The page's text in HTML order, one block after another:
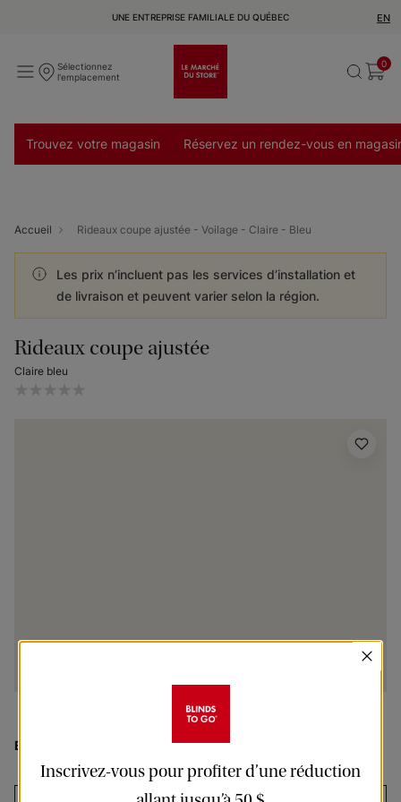
EN
UNE ENTREPRISE FAMILIALE DU QUÉBEC
Sélectionnez
l'emplacement
0
Trouvez votre magasin Réservez un rendez-vous en
Accueil Rideaux coupe ajustée - Voilage - Claire - Bleu
Les prix n’incluent pas les services d’installation et
de livraison et peuvent varier selon la région.
Rideaux coupe ajustée
Claire bleu
En vendette Rideaux coupe ajustée - Voilage - Claire - Bleu
Inscrivez-vous pour profiter d’une réduction